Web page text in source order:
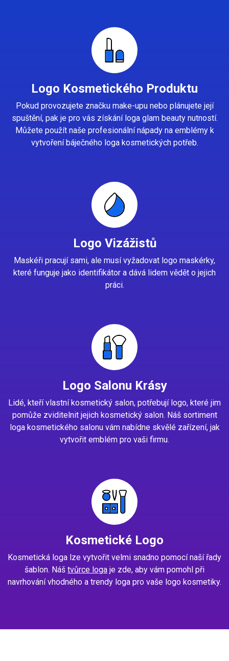
Logo Kosmetického Produktu
Pokud provozujete značku make-upu nebo plánujete její
spuštění, pak je pro vás získání loga glam beauty nutností.
Můžete použít naše profesionální nápady na emblémy k
vytvoření báječného loga kosmetických potřeb.
Logo Vizážistů
Maskéři pracují sami, ale musí vyžadovat logo maskérky,
které funguje jako identifikátor a dává lidem vědět o jejich
práci.
Logo Salonu Krásy
Lidé, kteří vlastní kosmetický salon, potřebují logo, které jim
pomůže zviditelnit jejich kosmetický salon. Náš sortiment
loga kosmetického salonu vám nabídne skvělé zařízení, jak
vytvořit emblém pro vaši firmu.
Kosmetické Logo
Kosmetická loga lze vytvořit velmi snadno pomocí naší řady
šablon. Náš tvůrce loga je zde, aby vám pomohl při
navrhování vhodného a trendy loga pro vaše logo kosmetiky.